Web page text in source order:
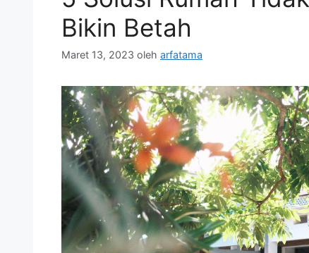
Bikin Betah
Maret 13, 2023 oleh arfatama